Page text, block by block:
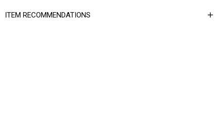
ITEM RECOMMENDATIONS